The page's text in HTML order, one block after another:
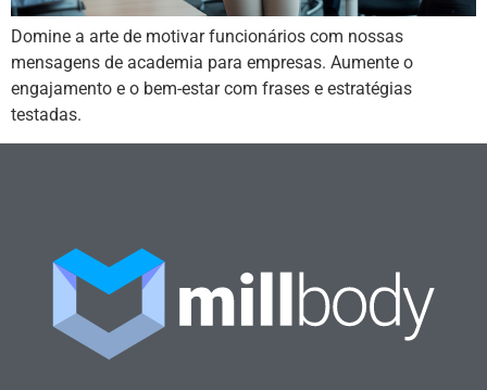
Domine a arte de motivar funcionários com nossas
mensagens de academia para empresas. Aumente o
engajamento e o bem-estar com frases e estratégias
testadas.